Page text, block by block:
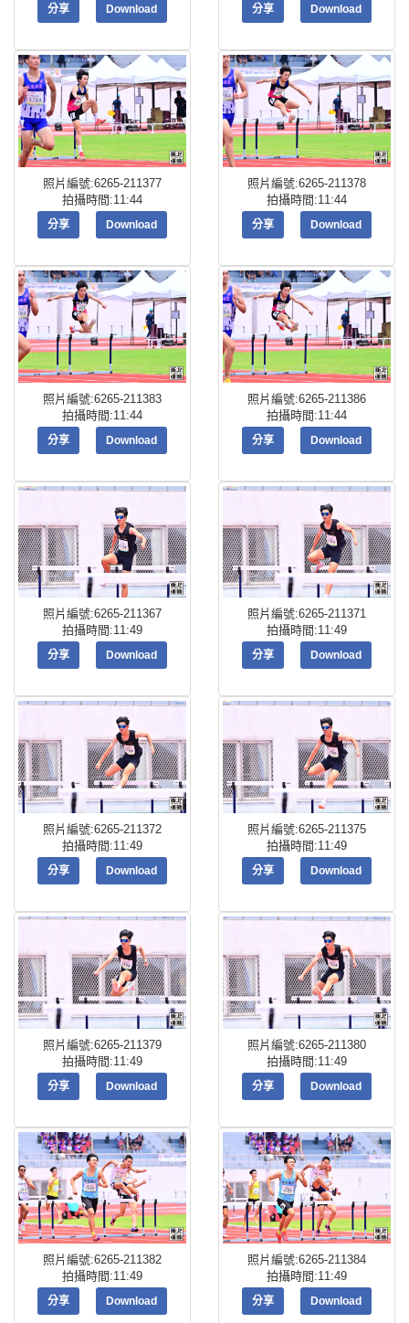
分享 Download 分享 Download
照片編號:6265-211377
拍攝時間:11:44
分享 Download
照片編號:6265-211378
拍攝時間:11:44
分享 Download
照片編號:6265-211383
拍攝時間:11:44
分享 Download
照片編號:6265-211386
拍攝時間:11:44
分享 Download
照片編號:6265-211367
拍攝時間:11:49
分享 Download
照片編號:6265-211371
拍攝時間:11:49
分享 Download
照片編號:6265-211372
拍攝時間:11:49
分享 Download
照片編號:6265-211375
拍攝時間:11:49
分享 Download
照片編號:6265-211379
拍攝時間:11:49
分享 Download
照片編號:6265-211380
拍攝時間:11:49
分享 Download
照片編號:6265-211382
拍攝時間:11:49
分享 Download
照片編號:6265-211384
拍攝時間:11:49
分享 Download